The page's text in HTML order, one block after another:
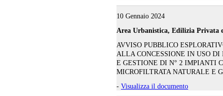
10 Gennaio 2024
Area Urbanistica, Edilizia Privata
AVVISO PUBBLICO
ALLA CONCESSIONE IN USO
E GESTIONE DI N° 2 IMPIANTI
MICROFILTRATA NATURALE E
- Visualizza il documento